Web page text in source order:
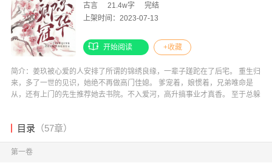
古言
21.4w字
完结
上架时间：2023-07-13
开始阅读 +收藏
简介：姜玖被心爱的人安排了所谓的锦绣良缘，一辈子蹉跎在了后宅。 重生归
来，多了一世的见识，她绝不再做高门佳媳。 爹宠着，娘惯着，兄弟唯命是
从，还有上门的先生推荐她去书院。不入爱河，高升搞事业才真香。 至于总躲
岁月只敢远远看她宴请宾客，就连她离世都没有堂堂正正的名分祭拜。 重来一
世，齐绽只想把一切最好的都捧到她面前。 只是她身边总有人比他还要周全，
齐绽气急。 冷不防被一只玉手捏住耳朵：“你踩到了我种的花。” 看着日思夜想
目录 （57章）
第一卷